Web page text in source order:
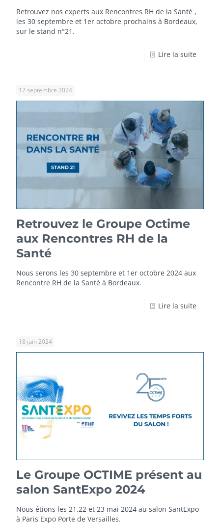
Retrouvez nos experts aux Rencontres RH de la Santé ,
les 30 septembre et 1er octobre prochains à Bordeaux,
sur le stand n°21.
Lire la suite
17 septembre 2024
Retrouvez le Groupe Octime
aux Rencontres RH de la
Santé
Nous serons les 30 septembre et 1er octobre 2024 aux
Rencontre RH de la Santé à Bordeaux.
Lire la suite
18 juin 2024
Le Groupe OCTIME présent au
salon SantExpo 2024
Nous étions les 21,22 et 23 mai 2024 au salon SantExpo
à Paris Expo Porte de Versailles.